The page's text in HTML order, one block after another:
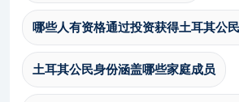
哪些人有资格通过投资获得土耳其公
土耳其公民身份涵盖哪些家庭成员